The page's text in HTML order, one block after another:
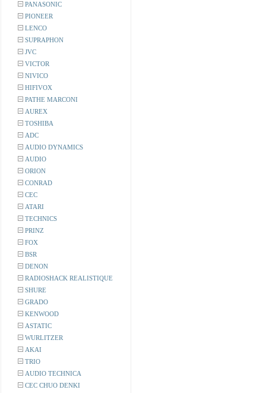
PANASONIC
PIONEER
LENCO
SUPRAPHON
JVC
VICTOR
NIVICO
HIFIVOX
PATHE MARCONI
AUREX
TOSHIBA
ADC
AUDIO DYNAMICS
AUDIO
ORION
CONRAD
CEC
ATARI
TECHNICS
PRINZ
FOX
BSR
DENON
RADIOSHACK REALISTIQUE
SHURE
GRADO
KENWOOD
ASTATIC
WURLITZER
AKAI
TRIO
AUDIO TECHNICA
CEC CHUO DENKI